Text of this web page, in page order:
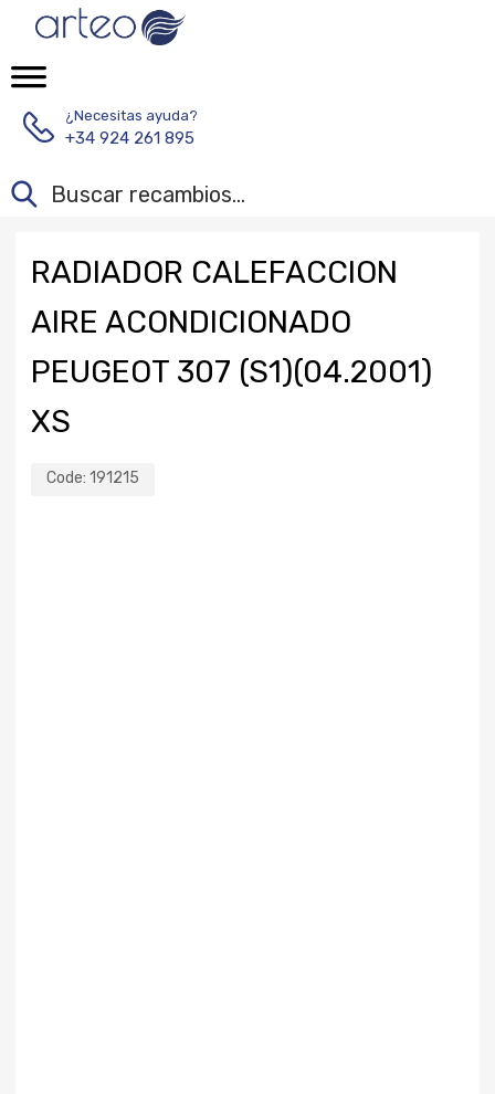
¿Necesitas ayuda?
+34 924 261 895
RADIADOR CALEFACCION
AIRE ACONDICIONADO
PEUGEOT 307 (S1)(04.2001)
XS
Code: 191215